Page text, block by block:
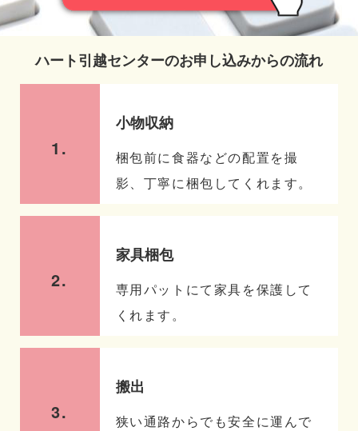
ハート引越センターのお申し込みからの流れ
1.
小物収納
梱包前に食器などの配置を撮
影、丁寧に梱包してくれます。
2.
家具梱包
専用パットにて家具を保護して
くれます。
3.
搬出
狭い通路からでも安全に運んで